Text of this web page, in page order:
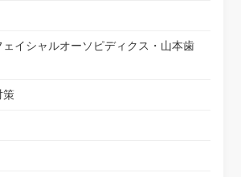
イシャルオーソピディクス・山本歯
策